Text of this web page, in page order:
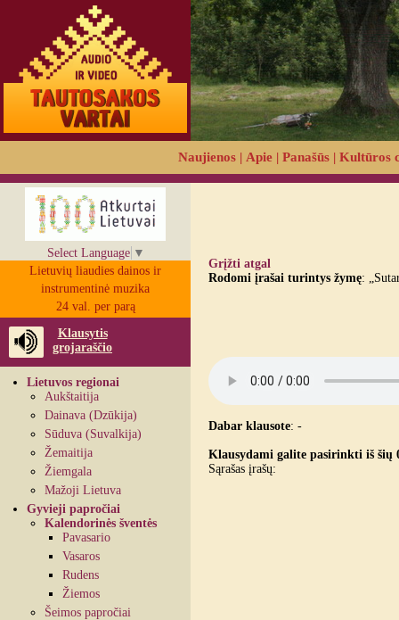
Naujienos | Apie | Panašūs | Kultūros
Select Language ▼
Lietuvių liaudies dainos ir
instrumentinė muzika
24 val. per parą
Klausytis
grojaraščio
Lietuvos regionai
Aukštaitija
Dainava (Dzūkija)
Sūduva (Suvalkija)
Žemaitija
Žiemgala
Mažoji Lietuva
Gyvieji papročiai
Kalendorinės šventės
Pavasario
Vasaros
Rudens
Žiemos
Šeimos papročiai
Grįžti atgal
Rodomi įrašai turintys žymę:
Dabar klausote: -
Klausydami galite pasirinkti iš šių
Sąrašas įrašų: